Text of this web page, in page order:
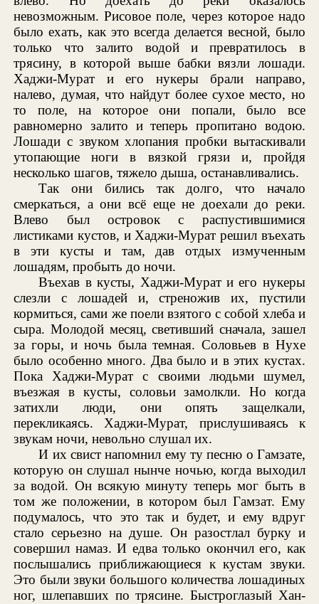
невозможным. Рисовое поле, через которое надо
было ехать, как это всегда делается весной, было
только что залито водой и превратилось в
трясину, в которой выше бабки вязли лошади.
Хаджи-Мурат и его нукеры брали направо,
налево, думая, что найдут более сухое место, но
то поле, на которое они попали, было все
равномерно залито и теперь пропитано водою.
Лошади с звуком хлопания пробки вытаскивали
утопающие ноги в вязкой грязи и, пройдя
несколько шагов, тяжело дыша, останавливались.
Так они бились так долго, что начало
смеркаться, а они всё еще не доехали до реки.
Влево был островок с распустившимися
листиками кустов, и Хаджи-Мурат решил въехать
в эти кусты и там, дав отдых измученным
лошадям, пробыть до ночи.
Въехав в кусты, Хаджи-Мурат и его нукеры
слезли с лошадей и, стреножив их, пустили
кормиться, сами же поели взятого с собой хлеба и
сыра. Молодой месяц, светивший сначала, зашел
за горы, и ночь была темная. Соловьев в Нухе
было особенно много. Два было и в этих кустах.
Пока Хаджи-Мурат с своими людьми шумел,
въезжая в кусты, соловьи замолкли. Но когда
затихли люди, они опять защелкали,
перекликаясь. Хаджи-Мурат, прислушиваясь к
звукам ночи, невольно слушал их.
И их свист напомнил ему ту песню о Гамзате,
которую он слушал нынче ночью, когда выходил
за водой. Он всякую минуту теперь мог быть в
том же положении, в котором был Гамзат. Ему
подумалось, что это так и будет, и ему вдруг
стало серьезно на душе. Он разостлал бурку и
совершил намаз. И едва только окончил его, как
послышались приближающиеся к кустам звуки.
Это были звуки большого количества лошадиных
ног, шлепавших по трясине. Быстроглазый Хан-